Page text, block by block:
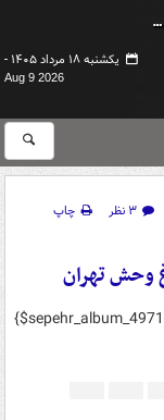
یکشنبه ۱۸ مرداد ۱۴۰۵ -
Aug 9 2026
۳ نظر
چاپ
وحش تهران